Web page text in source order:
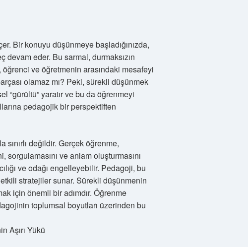
Bir konuyu düşünmeye başladığınızda,
devam eder. Bu sarmal, durmaksızın
ve öğretmenin arasındaki mesafeyi
olamaz mı? Peki, sürekli düşünmek
“gürültü” yaratır ve bu da öğrenmeyi
pedagojik bir perspektiften
sınırlı değildir. Gerçek öğrenme,
ve anlam oluşturmasını
ve odağı engelleyebilir. Pedagoji, bu
stratejiler sunar. Sürekli düşünmenin
için önemli bir adımdır. Öğrenme
toplumsal boyutları üzerinden bu
Aşırı Yükü